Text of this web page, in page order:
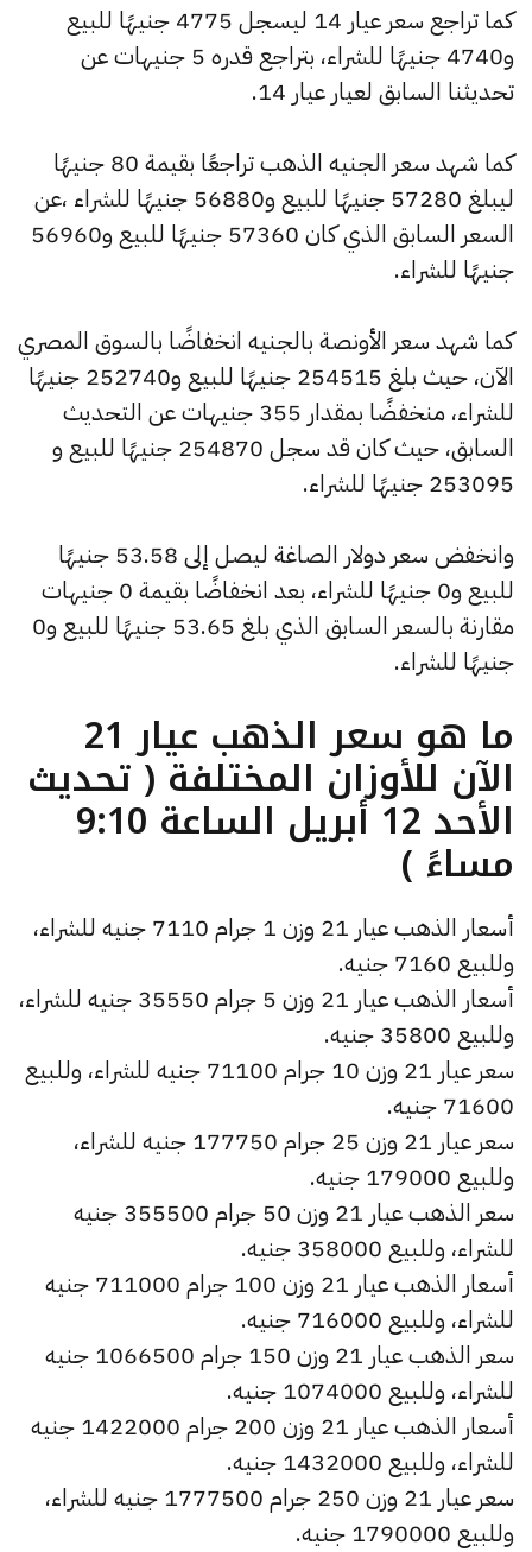
كما تراجع سعر عيار 14 ليسجل 4775 جنيهًا للبيع
و4740 جنيهًا للشراء، بتراجع قدره 5 جنيهات عن
تحديثنا السابق لعيار عيار 14.
كما شهد سعر الجنيه الذهب تراجعًا بقيمة 80 جنيهًا
ليبلغ 57280 جنيهًا للبيع و56880 جنيهًا للشراء ،عن
السعر السابق الذي كان 57360 جنيهًا للبيع و56960
جنيهًا للشراء.
كما شهد سعر الأونصة بالجنيه انخفاضًا بالسوق المصري
الآن، حيث بلغ 254515 جنيهًا للبيع و252740 جنيهًا
للشراء، منخفضًا بمقدار 355 جنيهات عن التحديث
السابق، حيث كان قد سجل 254870 جنيهًا للبيع و
253095 جنيهًا للشراء.
وانخفض سعر دولار الصاغة ليصل إلى 53.58 جنيهًا
للبيع و0 جنيهًا للشراء، بعد انخفاضًا بقيمة 0 جنيهات
مقارنة بالسعر السابق الذي بلغ 53.65 جنيهًا للبيع و0
جنيهًا للشراء.
ما هو سعر الذهب عيار 21
الآن للأوزان المختلفة ( تحديث
الأحد 12 أبريل الساعة 9:10
مساءً )
أسعار الذهب عيار 21 وزن 1 جرام 7110 جنيه للشراء،
وللبيع 7160 جنيه.
أسعار الذهب عيار 21 وزن 5 جرام 35550 جنيه للشراء،
وللبيع 35800 جنيه.
سعر عيار 21 وزن 10 جرام 71100 جنيه للشراء، وللبيع
71600 جنيه.
سعر عيار 21 وزن 25 جرام 177750 جنيه للشراء،
وللبيع 179000 جنيه.
سعر الذهب عيار 21 وزن 50 جرام 355500 جنيه
للشراء، وللبيع 358000 جنيه.
أسعار الذهب عيار 21 وزن 100 جرام 711000 جنيه
للشراء، وللبيع 716000 جنيه.
سعر الذهب عيار 21 وزن 150 جرام 1066500 جنيه
للشراء، وللبيع 1074000 جنيه.
أسعار الذهب عيار 21 وزن 200 جرام 1422000 جنيه
للشراء، وللبيع 1432000 جنيه.
سعر عيار 21 وزن 250 جرام 1777500 جنيه للشراء،
وللبيع 1790000 جنيه.